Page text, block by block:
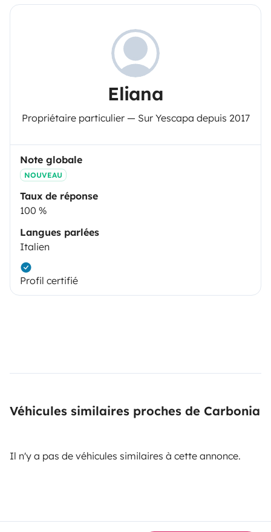
Eliana
Propriétaire particulier — Sur Yescapa depuis 2017
Note globale
NOUVEAU
Taux de réponse
100 %
Langues parlées
Italien
Profil certifié
Véhicules similaires proches de Carbonia
Il n'y a pas de véhicules similaires à cette annonce.